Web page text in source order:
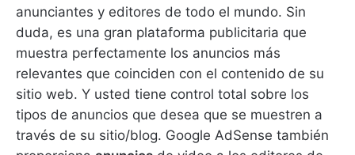
anunciantes y editores de todo el mundo. Sin
duda, es una gran plataforma publicitaria que
muestra perfectamente los anuncios más
relevantes que coinciden con el contenido de su
sitio web. Y usted tiene control total sobre los
tipos de anuncios que desea que se muestren a
través de su sitio/blog. Google AdSense también